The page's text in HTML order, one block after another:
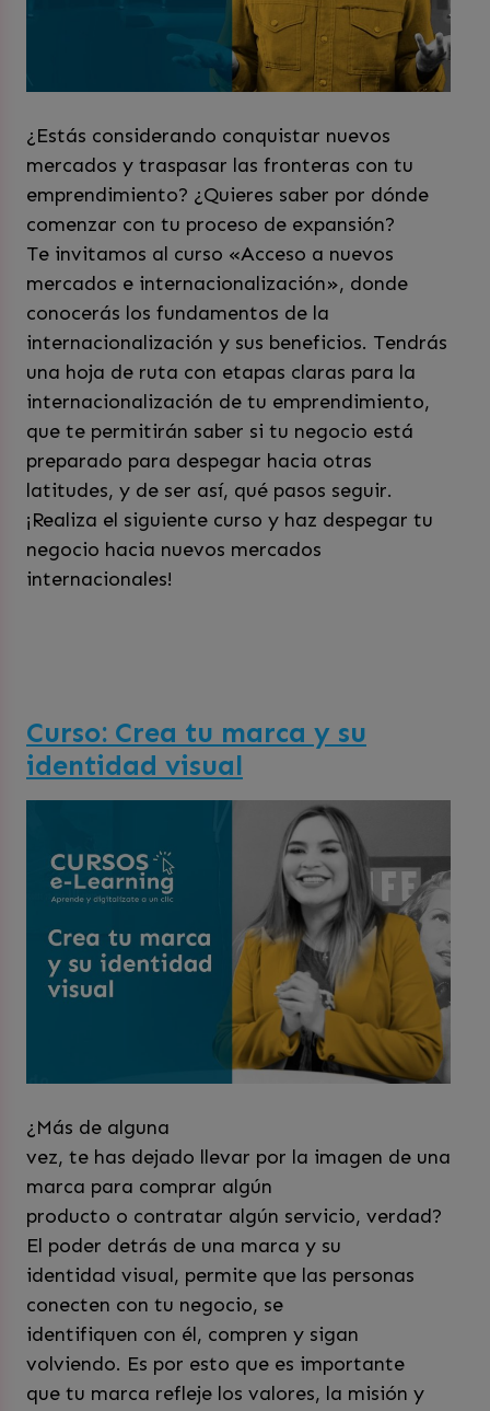
¿Estás considerando conquistar nuevos
mercados y traspasar las fronteras con tu
emprendimiento? ¿Quieres saber por dónde
comenzar con tu proceso de expansión?
Te invitamos al curso «Acceso a nuevos
mercados e internacionalización», donde
conocerás los fundamentos de la
internacionalización y sus beneficios. Tendrás
una hoja de ruta con etapas claras para la
internacionalización de tu emprendimiento,
que te permitirán saber si tu negocio está
preparado para despegar hacia otras
latitudes, y de ser así, qué pasos seguir.
¡Realiza el siguiente curso y haz despegar tu
negocio hacia nuevos mercados
internacionales!
Curso: Crea tu marca y su
identidad visual
¿Más de alguna
vez, te has dejado llevar por la imagen de una
marca para comprar algún
producto o contratar algún servicio, verdad?
El poder detrás de una marca y su
identidad visual, permite que las personas
conecten con tu negocio, se
identifiquen con él, compren y sigan
volviendo. Es por esto que es importante
que tu marca refleje los valores, la misión y